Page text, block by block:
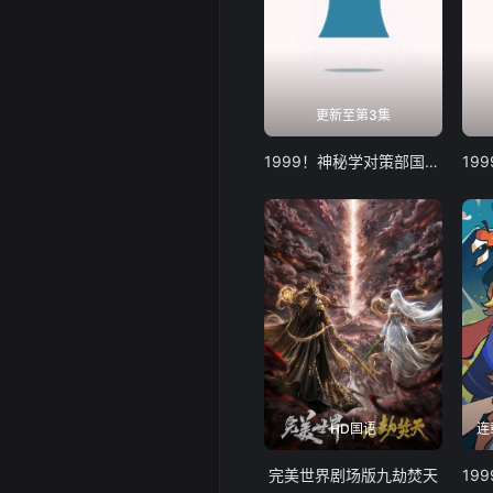
更新至第3集
1999！神秘学对策部国语版
HD国语
完美世界剧场版九劫焚天
连